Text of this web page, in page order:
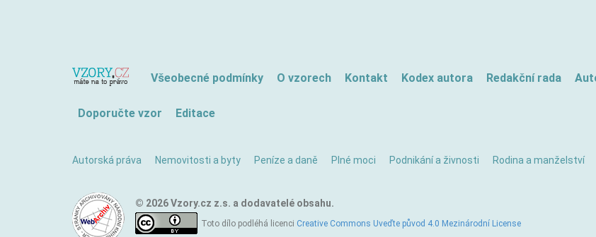
Všeobecné podmínky O vzorech Kontakt Kodex autora Redakční rada
Doporučte vzor Editace
Autorská práva Nemovitosti a byty Peníze a daně Plné moci Podnikání a živnosti Rodina a manželství
© 2026 Vzory.cz z.s. a dodavatelé obsahu.
Toto dílo podléhá licenci Creative Commons Uveďte původ 4.0 Mezinárodní License